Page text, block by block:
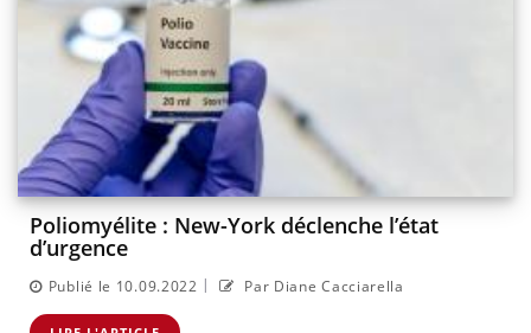
Poliomyélite : New-York déclenche l’état
d’urgence
Publié le 10.09.2022 | Par Diane Cacciarella